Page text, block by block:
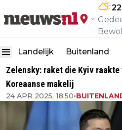
22
Landelijk Buitenland
Zelensky: raket die Kyiv raakte
Koreaanse makelij
24 APR 2025, 18:50•